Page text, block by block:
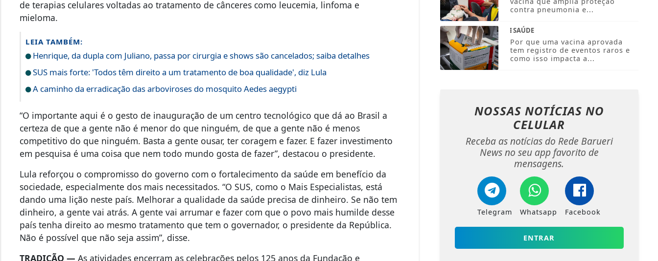
de terapias celulares voltadas ao tratamento de cânceres como leucemia, linfoma e
mieloma.
LEIA TAMBÉM:
Henrique, da dupla com Juliano, passa por cirurgia e shows são cancelados; saiba detalhes
SUS mais forte: 'Todos têm direito a um tratamento de boa qualidade', diz Lula
A caminho da erradicação das arboviroses do mosquito Aedes aegypti
“O importante aqui é o gesto de inauguração de um centro tecnológico que dá ao Brasil a
certeza de que a gente não é menor do que ninguém, de que a gente não é menos
competitivo do que ninguém. Basta a gente ousar, ter coragem e fazer. E fazer investimento
em pesquisa é uma coisa que nem todo mundo gosta de fazer”, destacou o presidente.
Lula reforçou o compromisso do governo com o fortalecimento da saúde em benefício da
sociedade, especialmente dos mais necessitados. “O SUS, como o Mais Especialistas, está
dando uma lição neste país. Melhorar a qualidade da saúde precisa de dinheiro. Se não tem
dinheiro, a gente vai atrás. A gente vai arrumar e fazer com que o povo mais humilde desse
país tenha direito ao mesmo tratamento que tem o governador, o presidente da República.
Não é possível que não seja assim”, disse.
TRADIÇÃO —As atividades encerram as celebrações pelos 125 anos da Fundação e
contra pneumonia e...
SAÚDE
Por que uma vacina aprovada
tem registro de eventos raros e
como isso impacta a...
NOSSAS NOTÍCIAS NO
CELULAR
Receba as notícias do Rede Barueri
News no seu app favorito de
mensagens.
Telegram Whatsapp Facebook
ENTRAR